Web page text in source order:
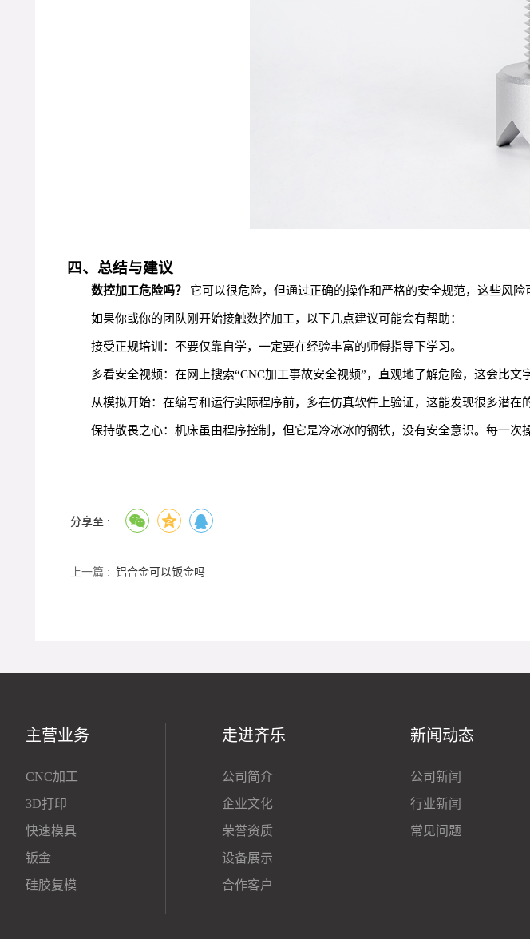
四、总结与建议
数控加工危险吗？ 它可以很危险，但通过正确的操作和严格的安全规范，这些风
如果你或你的团队刚开始接触数控加工，以下几点建议可能会有帮助：
接受正规培训：不要仅靠自学，一定要在经验丰富的师傅指导下学习。
多看安全视频：在网上搜索“CNC加工事故安全视频”，直观地了解危险，这会比文
从模拟开始：在编写和运行实际程序前，多在仿真软件上验证，这能发现很多潜在
保持敬畏之心：机床虽由程序控制，但它是冷冰冰的钢铁，没有安全意识。每一次
分享至 :
上一篇 : 铝合金可以钣金吗
主营业务
CNC加工
3D打印
快速模具
钣金
硅胶复模
走进齐乐
公司简介
企业文化
荣誉资质
设备展示
合作客户
新闻动态
公司新闻
行业新闻
常见问题